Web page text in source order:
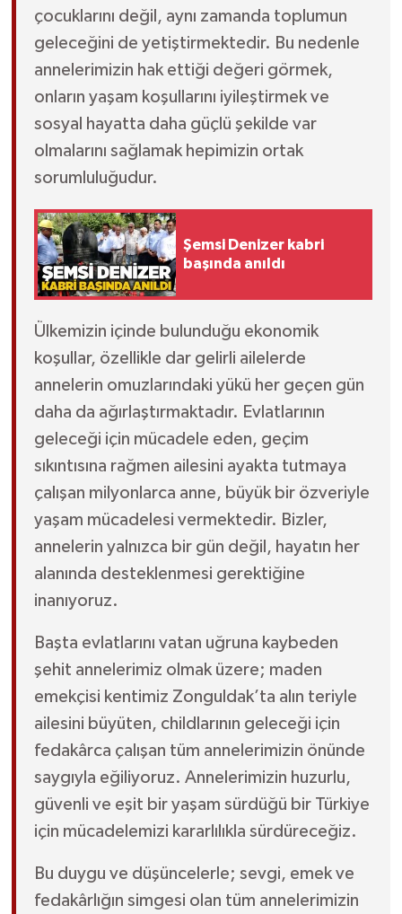
çocuklarını değil, aynı zamanda toplumun
geleceğini de yetiştirmektedir. Bu nedenle
annelerimizin hak ettiği değeri görmek,
onların yaşam koşullarını iyileştirmek ve
sosyal hayatta daha güçlü şekilde var
olmalarını sağlamak hepimizin ortak
sorumluluğudur.
Şemsi Denizer kabri
başında anıldı
Ülkemizin içinde bulunduğu ekonomik
koşullar, özellikle dar gelirli ailelerde
annelerin omuzlarındaki yükü her geçen gün
daha da ağırlaştırmaktadır. Evlatlarının
geleceği için mücadele eden, geçim
sıkıntısına rağmen ailesini ayakta tutmaya
çalışan milyonlarca anne, büyük bir özveriyle
yaşam mücadelesi vermektedir. Bizler,
annelerin yalnızca bir gün değil, hayatın her
alanında desteklenmesi gerektiğine
inanıyoruz.
Başta evlatlarını vatan uğruna kaybeden
şehit annelerimiz olmak üzere; maden
emekçisi kentimiz Zonguldak’ta alın teriyle
ailesini büyüten, childlarının geleceği için
fedakârca çalışan tüm annelerimizin önünde
saygıyla eğiliyoruz. Annelerimizin huzurlu,
güvenli ve eşit bir yaşam sürdüğü bir Türkiye
için mücadelemizi kararlılıkla sürdüreceğiz.
Bu duygu ve düşüncelerle; sevgi, emek ve
fedakârlığın simgesi olan tüm annelerimizin
Politika
Resmi İlan
Röportaj
Sağlık
SİYASET
Spor
Ulusal